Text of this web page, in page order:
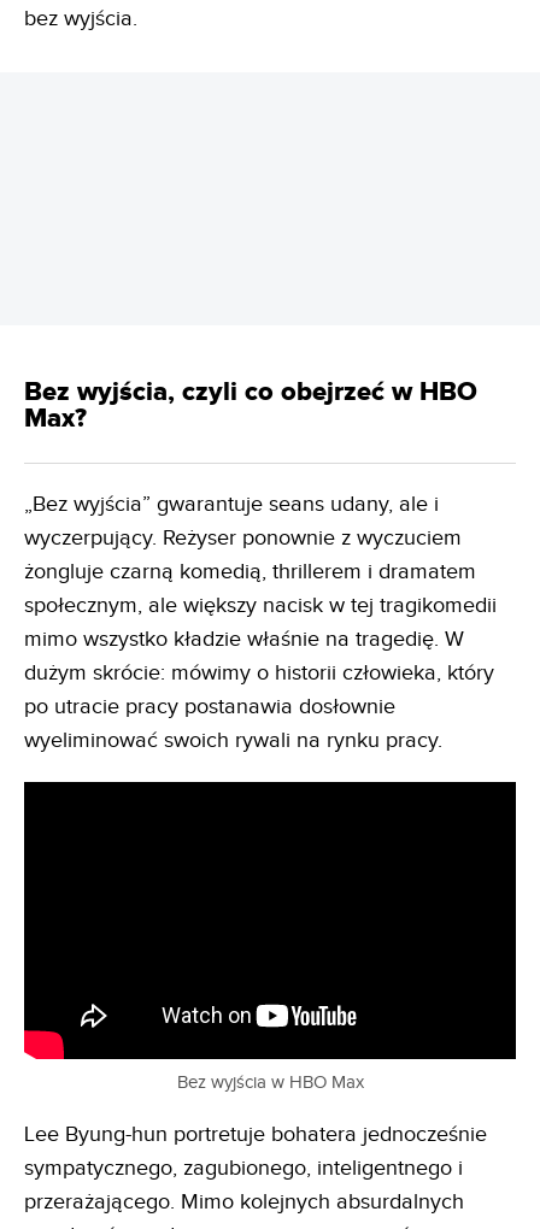
bez wyjścia.
Bez wyjścia, czyli co obejrzeć w HBO
Max?
„Bez wyjścia” gwarantuje seans udany, ale i
wyczerpujący. Reżyser ponownie z wyczuciem
żongluje czarną komedią, thrillerem i dramatem
społecznym, ale większy nacisk w tej tragikomedii
mimo wszystko kładzie właśnie na tragedię. W
dużym skrócie: mówimy o historii człowieka, który
po utracie pracy postanawia dosłownie
wyeliminować swoich rywali na rynku pracy.
Bez wyjścia w HBO Max
Lee Byung-hun portretuje bohatera jednocześnie
sympatycznego, zagubionego, inteligentnego i
przerażającego. Mimo kolejnych absurdalnych